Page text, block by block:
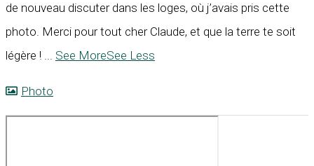
de nouveau discuter dans les loges, où j’avais pris cette
photo. Merci pour tout cher Claude, et que la terre te soit
légère ! ... See MoreSee Less
Photo